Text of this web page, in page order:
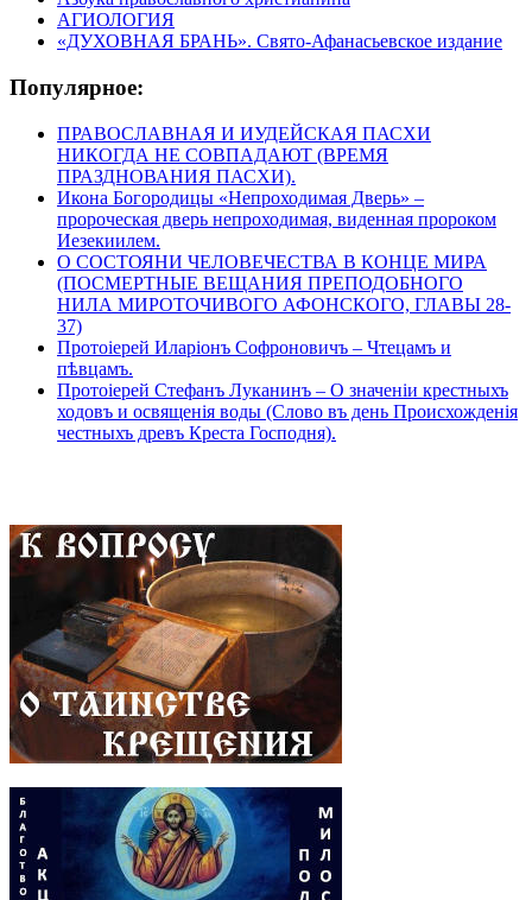
АГИОЛОГИЯ
«ДУХОВНАЯ БРАНЬ». Свято-Афанасьевское издание
Популярное:
ПРАВОСЛАВНАЯ И ИУДЕЙСКАЯ ПАСХИ
НИКОГДА НЕ СОВПАДАЮТ (ВРЕМЯ
ПРАЗДНОВАНИЯ ПАСХИ).
Икона Богородицы «Непроходимая Дверь» –
пророческая дверь непроходимая, виденная пророком
Иезекиилем.
О СОСТОЯНИ ЧЕЛОВЕЧЕСТВА В КОНЦЕ МИРА
(ПОСМЕРТНЫЕ ВЕЩАНИЯ ПРЕПОДОБНОГО
НИЛА МИРОТОЧИВОГО АФОНСКОГО, ГЛАВЫ 28-
37)
Протоіерей Иларіонъ Софроновичъ – Чтецамъ и
пѣвцамъ.
Протоіерей Стефанъ Луканинъ – О значеніи крестныхъ
ходовъ и освященія воды (Слово въ день Происхожденія
честныхъ древъ Креста Господня).